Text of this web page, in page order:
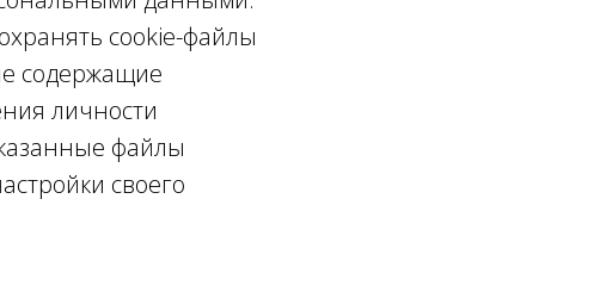
cookie-файлы
содержащие
личности
файлы
своего